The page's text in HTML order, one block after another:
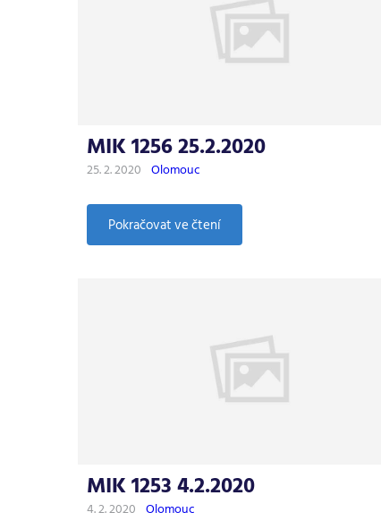
MIK 1256 25.2.2020
25. 2. 2020 Olomouc
Pokračovat ve čtení:
MIK
MIK 1253 4.2.2020
4. 2. 2020 Olomouc